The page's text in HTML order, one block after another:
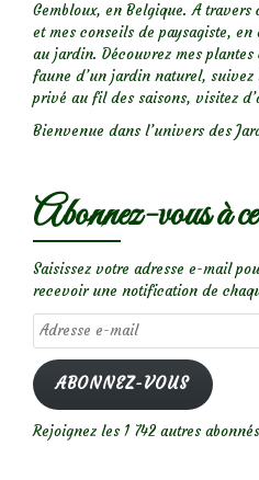
Gembloux, en Belgique. A
et mes conseils de paysagiste,
au jardin. Découvrez mes
faune d’un jardin naturel,
privé au fil des saisons, visitez
Bienvenue dans l’univers des
Abonnez-vous à
Saisissez votre adresse e-mail
recevoir une notification de
Adresse
e-
mail
ABONNEZ-VOUS
Rejoignez les 1 742 autres abonnés